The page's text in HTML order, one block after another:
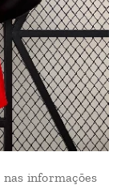
informações